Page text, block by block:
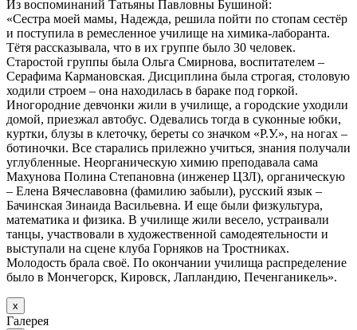
Из воспоминаний Татьяны Павловны Бушиной:
«Сестра моей мамы, Надежда, решила пойти по стопам сестёр
и поступила в ремесленное училище на химика-лаборанта.
Тётя рассказывала, что в их группе было 30 человек.
Старостой группы была Ольга Смирнова, воспитателем –
Серафима Кармановская. Дисциплина была строгая, столовую
ходили строем – она находилась в бараке под горкой.
Иногородние девчонки жили в училище, а городские уходили
домой, приезжал автобус. Одевались тогда в суконные юбки,
куртки, блузы в клеточку, береты со значком «Р.У.», на ногах –
ботиночки. Все старались прилежно учиться, знания получали
углубленные. Неорганическую химию преподавала сама
Махунова Полина Степановна (инженер ЦЗЛ), органическую
– Елена Вячеславовна (фамилию забыли), русский язык –
Бачинская Зинаида Васильевна. И еще были физкультура,
математика и физика. В училище жили весело, устраивали
танцы, участвовали в художественной самодеятельности и
выступали на сцене клуба Горняков на Тростниках.
Молодость брала своё. По окончании училища распределение
было в Мончегорск, Кировск, Лапландию, Печенганикель».
х
Галерея